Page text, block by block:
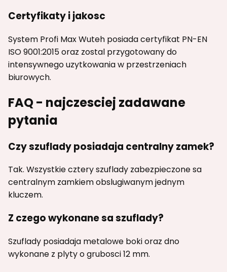
Certyfikaty i jakosc
System Profi Max Wuteh posiada certyfikat PN-EN
ISO 9001:2015 oraz zostal przygotowany do
intensywnego uzytkowania w przestrzeniach
biurowych.
FAQ - najczesciej zadawane
pytania
Czy szuflady posiadaja centralny zamek?
Tak. Wszystkie cztery szuflady zabezpieczone sa
centralnym zamkiem obslugiwanym jednym
kluczem.
Z czego wykonane sa szuflady?
Szuflady posiadaja metalowe boki oraz dno
wykonane z plyty o grubosci 12 mm.